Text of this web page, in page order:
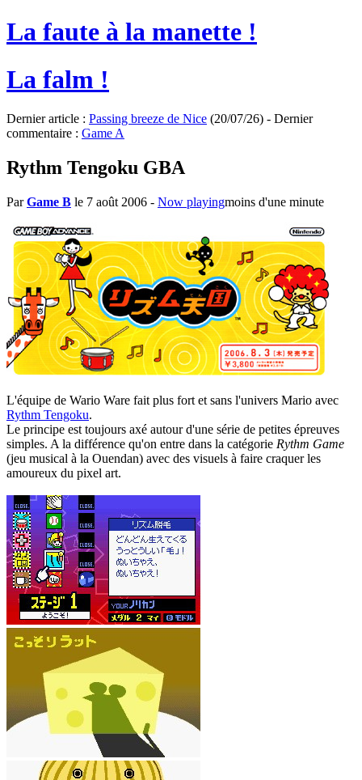
La faute à la manette !
La falm !
Dernier article : Passing breeze de Nice (20/07/26) - Dernier
commentaire : Game A
Rythm Tengoku GBA
ParGame B le 7 août 2006 - Now playingmoins d'une minute
L'équipe de Wario Ware fait plus fort et sans l'univers Mario avec
Rythm Tengoku.
Le principe est toujours axé autour d'une série de petites épreuves
simples. A la différence qu'on entre dans la catégorie Rythm Game
(jeu musical à la Ouendan) avec des visuels à faire craquer les
amoureux du pixel art.